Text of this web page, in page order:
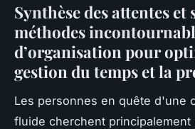
Synthèse des attentes
méthodes
d’organisation pour
gestion du temps et la
Les personnes en quête d'une
fluide cherchent